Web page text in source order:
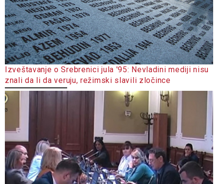
Izveštavanje o Srebrenici jula '95: Nevladini mediji nisu
znali da li da veruju, režimski slavili zločince